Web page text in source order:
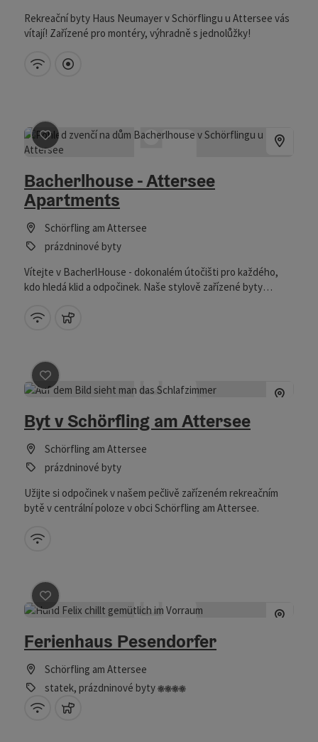
Rekreační byty Haus Neumayer v Schörflingu u Attersee vás
vítají! Zařízené pro montéry, výhradně s jednolůžky!
W-LAN (zdarma)
Označit příspěvek : Bacherlhouse - Attersee Apartments
Bacherlhouse - Attersee
Apartments
Schörfling am Attersee
prázdninové byty
Vítejte v BacherlHouse - dokonalém útočišti pro každého,
kdo hledá klid a odpočinek. Naše stylově zařízené byty
pro vašeho čtyřnohého společníka. Nabízíme také bezplatné
kilometru odtud se třpytí křišťálově čistá, tyrkysově modrá
voda jezera Attersee - místa, kde se snoubí přírodní krásy s
rakouskou tradicí a vřelou pohostinností.
W-LAN (zdarma)
Označit příspěvek: Byt v Schörfling am Attersee
Byt v Schörfling am Attersee
Schörfling am Attersee
prázdninové byty
Užijte si odpočinek v našem pečlivě zařízeném rekreačním
bytě v centrální poloze v obci Schörfling am Attersee.
W-LAN (zdarma)
Označit příspěvek: Ferienhaus Pesendorfer
Ferienhaus Pesendorfer
Schörfling am Attersee
statek, prázdninové byty
4 květiny
W-LAN (zdarma)